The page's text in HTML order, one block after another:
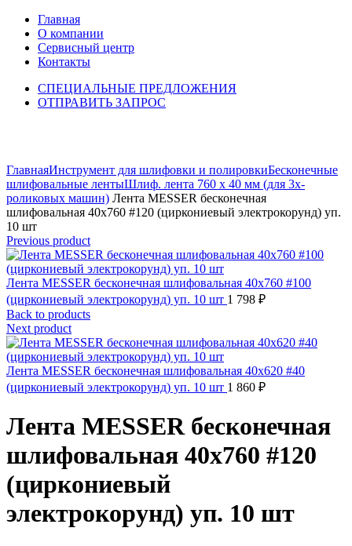
Главная
О компании
Сервисный центр
Контакты
СПЕЦИАЛЬНЫЕ ПРЕДЛОЖЕНИЯ
ОТПРАВИТЬ ЗАПРОС
ГлавнаяИнструмент для шлифовки и полировкиБесконечные
шлифовальные лентыШлиф. лента 760 х 40 мм (для 3х-
роликовых машин) Лента MESSER бесконечная
шлифовальная 40х760 #120 (циркониевый электрокорунд) уп.
10 шт
Previous product
Лента MESSER бесконечная шлифовальная 40х760 #100
(циркониевый электрокорунд) уп. 10 шт 1 798 ₽
Back to products
Next product
Лента MESSER бесконечная шлифовальная 40х620 #40
(циркониевый электрокорунд) уп. 10 шт 1 860 ₽
Лента MESSER бесконечная
шлифовальная 40х760 #120
(циркониевый
электрокорунд) уп. 10 шт